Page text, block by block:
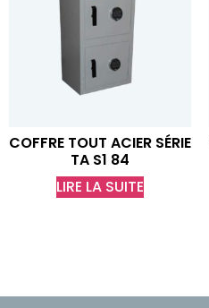
COFFRE TOUT ACIER SÉRIE
TA S1 84
LIRE LA SUITE